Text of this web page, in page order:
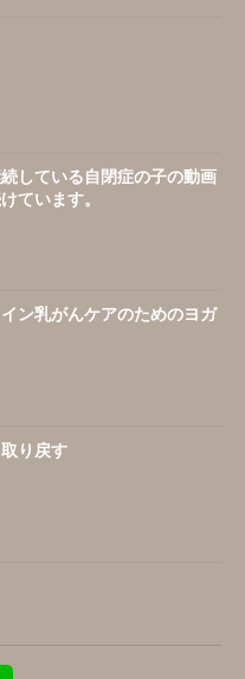
している自閉症の子の動画
ています。
ン乳がんケアのためのヨガ
り戻す